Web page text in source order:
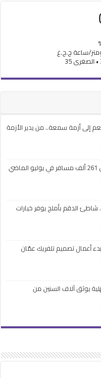
إلى أزمة سمعة.. من يدير الأزمة
الدقم بأملج يوفر خيارات
أعمال تصميم تلفريك عمّان
يوثق آلاف السنين من